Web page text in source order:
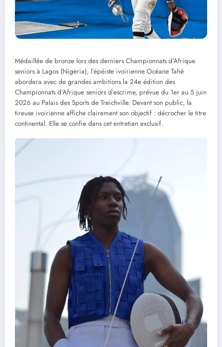
Médaillée de bronze lors des derniers Championnats d’Afrique
seniors à Lagos (Nigeria), l’épéiste ivoirienne Océane Tahé
abordera avec de grandes ambitions la 24e édition des
Championnats d’Afrique seniors d’escrime, prévue du 1er au 5 juin
2026 au Palais des Sports de Treichville. Devant son public, la
tireuse ivoirienne affiche clairement son objectif : décrocher le titre
continental. Elle se confie dans cet entretien exclusif.